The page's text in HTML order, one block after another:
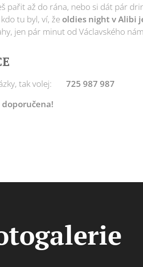
pařit až do rána, nebo si dát pár
tu byl, ví, že oldies night v Alibi
jen pár minut od Václavského
tak volej: 📞 725 987 987
doporučena!